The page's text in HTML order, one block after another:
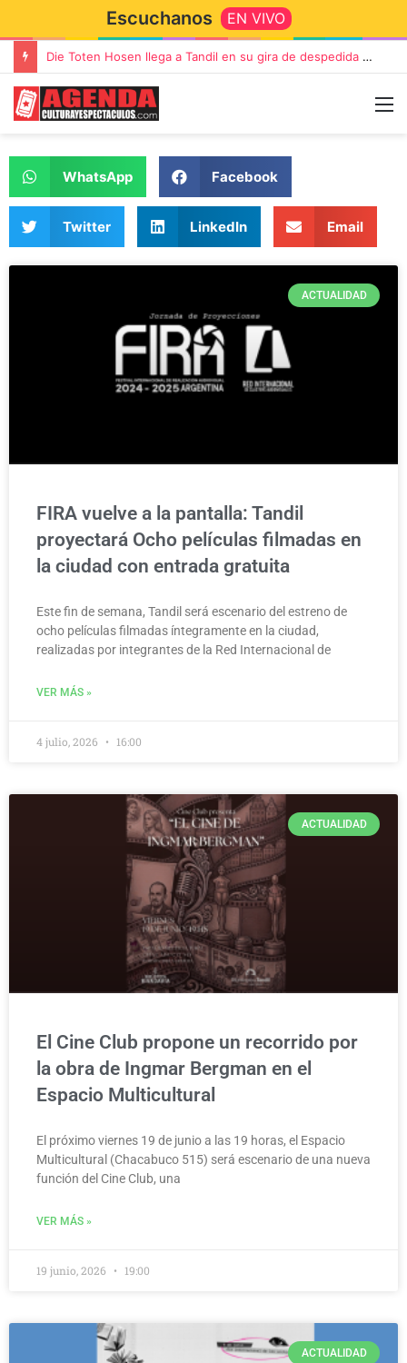
Escuchanos EN VIVO
“TIRRIA” llega a Tandil con un elenco de lujo encabezado por Capusotto, Spregelburd y Stefani
WhatsApp Facebook
Twitter LinkedIn Email
ACTUALIDAD
FIRA vuelve a la pantalla: Tandil
proyectará Ocho películas filmadas en
la ciudad con entrada gratuita
Este fin de semana, Tandil será escenario del estreno de
ocho películas filmadas íntegramente en la ciudad,
realizadas por integrantes de la Red Internacional de
VER MÁS »
4 julio, 2026 16:00
ACTUALIDAD
El Cine Club propone un recorrido por
la obra de Ingmar Bergman en el
Espacio Multicultural
El próximo viernes 19 de junio a las 19 horas, el Espacio
Multicultural (Chacabuco 515) será escenario de una nueva
función del Cine Club, una
VER MÁS »
19 junio, 2026 19:00
ACTUALIDAD